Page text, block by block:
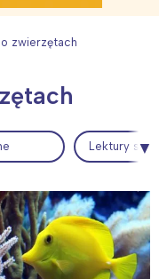
zwierzętach
Lektury